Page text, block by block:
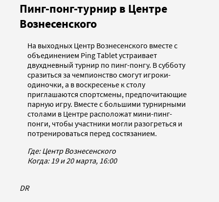
Пинг-понг-турнир в Центре
Вознесенского
На выходных Центр Вознесенского вместе с
объединением Ping Tablet устраивает
двухдневный турнир по пинг-понгу. В субботу
сразиться за чемпионство смогут игроки-
одиночки, а в воскресенье к столу
приглашаются спортсмены, предпочитающие
парную игру. Вместе с большими турнирными
столами в Центре расположат мини-пинг-
понги, чтобы участники могли разогреться и
потренироваться перед состязанием.
Где: Центр Вознесенского
Когда: 19 и 20 марта, 16:00
DR